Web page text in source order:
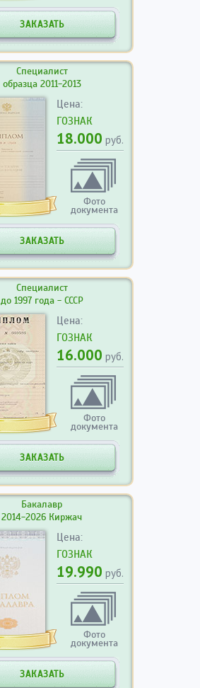
ЗАКАЗАТЬ
Специалист
образца 2011-2013
Цена:
ГОЗНАК
18.000 руб.
Фото
документа
ЗАКАЗАТЬ
Специалист
до 1997 года - СССР
Цена:
ГОЗНАК
16.000 руб.
Фото
документа
ЗАКАЗАТЬ
Бакалавр
2014-2026 Киржач
Цена:
ГОЗНАК
19.990 руб.
Фото
документа
ЗАКАЗАТЬ